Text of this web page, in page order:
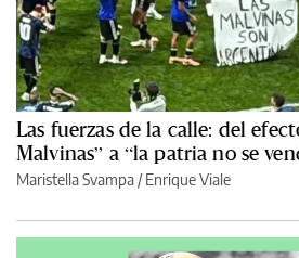
Las fuerzas de la calle: del
Malvinas” a “la patria no se
Maristella Svampa /Enrique Viale